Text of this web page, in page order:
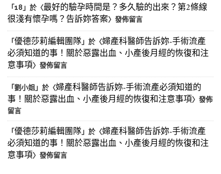
「18 」於〈最好的驗孕時間是？多久驗的出來？第2條線
很淺有懷孕嗎？告訴妳答案〉發佈留言
「優德莎莉編輯團隊」於〈婦產科醫師告訴妳-手術流產
必須知道的事！關於惡露出血、小產後月經的恢復和注
意事項〉發佈留言
「劉小姐」於〈婦產科醫師告訴妳-手術流產必須知道的
事！關於惡露出血、小產後月經的恢復和注意事項〉發佈
留言
「優德莎莉編輯團隊」於〈婦產科醫師告訴妳-手術流產
必須知道的事！關於惡露出血、小產後月經的恢復和注
意事項〉發佈留言